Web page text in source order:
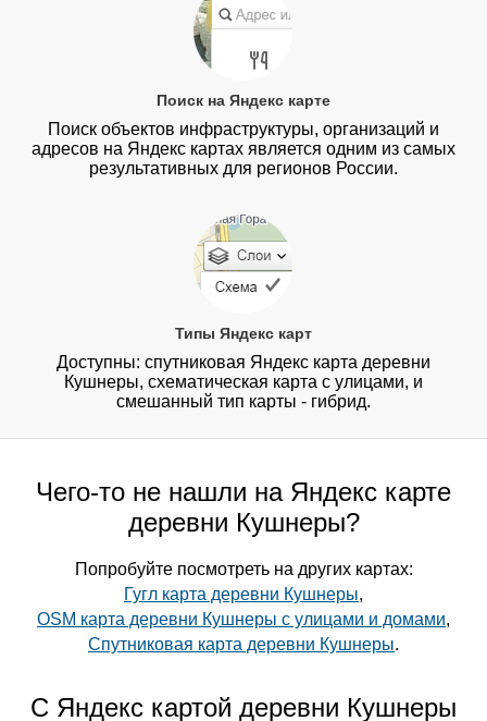
Поиск на Яндекс карте
Поиск объектов инфраструктуры, организаций и
адресов на Яндекс картах является одним из самых
результативных для регионов России.
Типы Яндекс карт
Доступны: спутниковая Яндекс карта деревни
Кушнеры, схематическая карта с улицами, и
смешанный тип карты - гибрид.
Чего-то не нашли на Яндекс карте
деревни Кушнеры?
Попробуйте посмотреть на других картах:
Гугл карта деревни Кушнеры,
OSM карта деревни Кушнеры с улицами и домами,
Спутниковая карта деревни Кушнеры.
С Яндекс картой деревни Кушнеры